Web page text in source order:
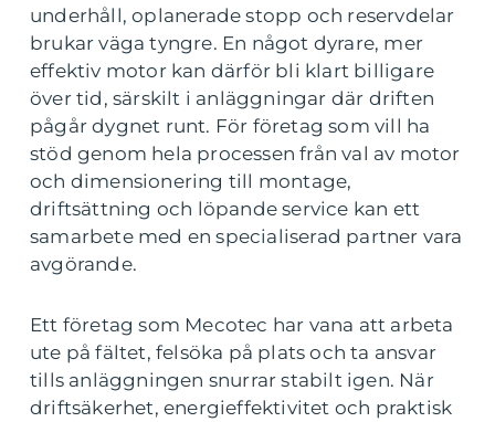
underhåll, oplanerade stopp och reservdelar
brukar väga tyngre. En något dyrare, mer
effektiv motor kan därför bli klart billigare
över tid, särskilt i anläggningar där driften
pågår dygnet runt. För företag som vill ha
stöd genom hela processen från val av motor
och dimensionering till montage,
driftsättning och löpande service kan ett
samarbete med en specialiserad partner vara
avgörande.
Ett företag som Mecotec har vana att arbeta
ute på fältet, felsöka på plats och ta ansvar
tills anläggningen snurrar stabilt igen. När
driftsäkerhet, energieffektivitet och praktisk